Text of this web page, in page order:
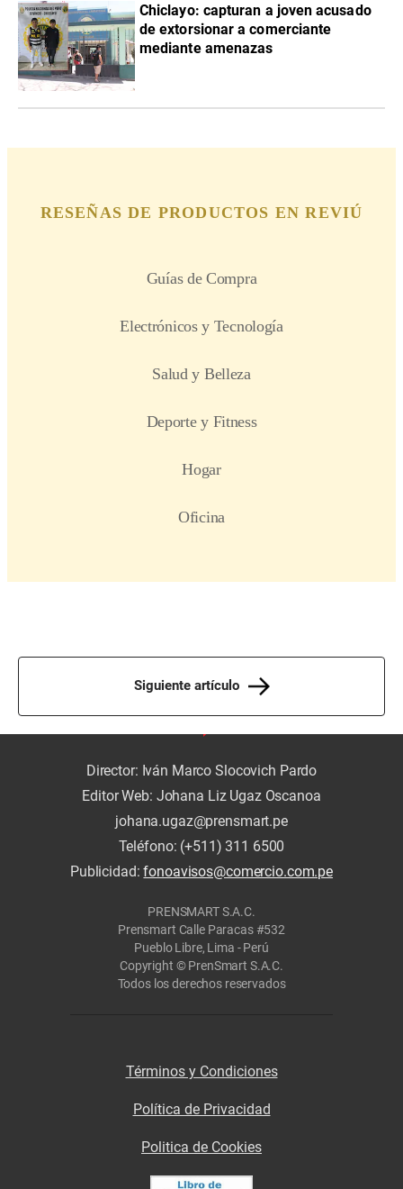
Chiclayo: capturan a joven acusado
de extorsionar a comerciante
mediante amenazas
Siguiente artículo
Director: Iván Marco Slocovich Pardo
Editor Web: Johana Liz Ugaz Oscanoa
johana.ugaz@prensmart.pe
Teléfono: (+511) 311 6500
Publicidad:fonoavisos@comercio.com.pe
PRENSMART S.A.C.
Prensmart Calle Paracas #532
Pueblo Libre, Lima - Perú
Copyright © PrenSmart S.A.C.
Todos los derechos reservados
Términos y Condiciones
Política de Privacidad
Politica de Cookies